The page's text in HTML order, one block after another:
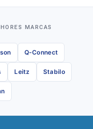
MARCAS
Q-Connect
Leitz Stabilo